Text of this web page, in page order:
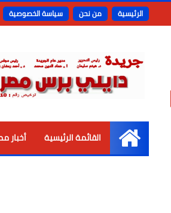
الرئيسية من نحن سياسة الخصوصية
الرئيسية
القائمة الرئيسية أخبار